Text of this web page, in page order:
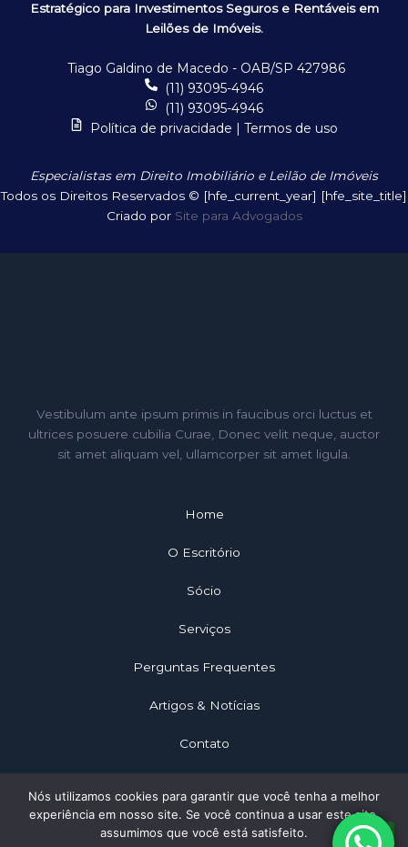
Estratégico para Investimentos Seguros e Rentáveis em
Leilões de Imóveis.
Tiago Galdino de Macedo - OAB/SP 427986
(11) 93095-4946
(11) 93095-4946
Política de privacidade | Termos de uso
Especialistas em Direito Imobiliário e Leilão de Imóveis
Todos os Direitos Reservados © [hfe_current_year] [hfe_site_title]
Criado por Site para Advogados
Vestibulum ante ipsum primis in faucibus orci luctus et
ultrices posuere cubilia Curae, Donec velit neque, auctor
sit amet aliquam vel, ullamcorper sit amet ligula.
Home
O Escritório
Sócio
Serviços
Perguntas Frequentes
Artigos & Notícias
Contato
Copyright © 2026 Galdino Advocacia
Nós utilizamos cookies para garantir que você tenha a melhor
experiência em nosso site. Se você continua a usar este site,
assumimos que você está satisfeito.